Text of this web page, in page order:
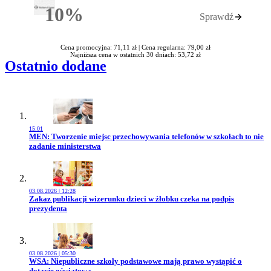
10%Rabatu Sprawdź
Cena promocyjna: 71,11 zł | Cena regularna: 79,00 zł
Najniższa cena w ostatnich 30 dniach: 53,72 zł
Ostatnio dodane
15:01
Przejdź do artykułu:
MEN: Tworzenie miejsc przechowywania telefonów w szkołach to nie
zadanie ministerstwa
03.08.2026 | 12:28
Przejdź do artykułu:
Zakaz publikacji wizerunku dzieci w żłobku czeka na podpis
prezydenta
03.08.2026 | 05:30
Przejdź do artykułu:
WSA: Niepubliczne szkoły podstawowe mają prawo wystąpić o